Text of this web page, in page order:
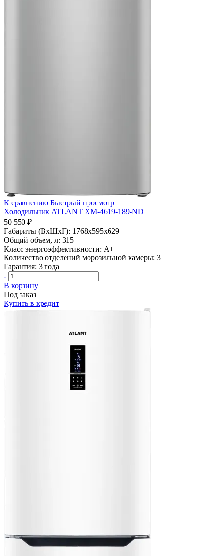
К сравнению Быстрый просмотр
Холодильник ATLANT ХМ-4619-189-ND
50 550 ₽
Габариты (ВхШхГ): 1768х595х629
Общий объем, л: 315
Класс энергоэффективности: A+
Количество отделений морозильной камеры: 3
Гарантия: 3 года
-
+
В корзину
Под заказ
Купить в кредит